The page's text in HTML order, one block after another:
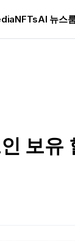
NFTsAI 뉴스
보